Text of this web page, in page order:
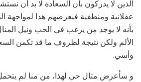
الذين لا يدركون بأن السعادة لا بد أن
عقلانية ومنطقية فيعرضهم هذا لمواجهة
بأنه لا يوجد من يرغب في الحب ونيل المنال
الألم ولكن نتيجة لظروف ما قد تكمن
وأسي.
و سأعرض مثال حي لهذا، من منا لم